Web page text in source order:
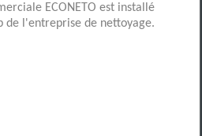
ECONETO est installé
de l'entreprise de nettoyage.